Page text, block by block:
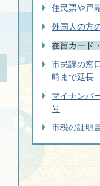
住民票や戸
外国人の方
在留カード
市民課の窓
時まで延長
マイナンバ
号
市税の証明